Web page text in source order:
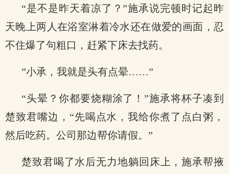
“是不是昨天着凉了？”施承说完顿时记起昨
天晚上两人在浴室淋着冷水还在做爱的画面，忍
不住爆了句粗口，赶紧下床去找药。
”小承，我就是头有点晕……”
“头晕？你都要烧糊涂了！”施承将杯子凑到
楚致君嘴边，“先喝点水，我给你煮了点白粥，
然后吃药。公司那边帮你请假。”
楚致君喝了水后无力地躺回床上，施承帮掖